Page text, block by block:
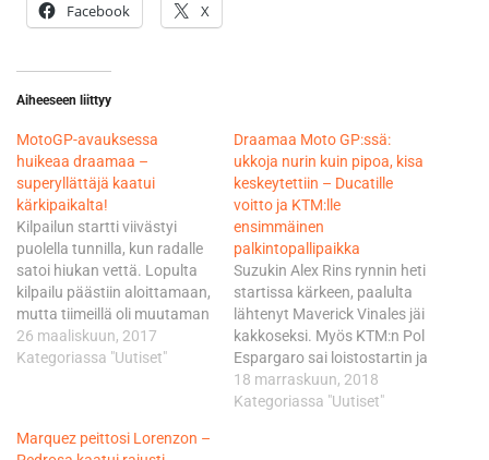
Facebook X
Aiheeseen liittyy
​MotoGP-avauksessa
huikeaa draamaa –
superyllättäjä kaatui
kärkipaikalta!
Kilpailun startti viivästyi
puolella tunnilla, kun radalle
satoi hiukan vettä. Lopulta
kilpailu päästiin aloittamaan,
mutta tiimeillä oli muutaman
kostean mutkan vuoksi
hyvin erilaisia
ei onnistunut lainkaan
26 maaliskuun, 2017
Kategoriassa "Uutiset"
Draamaa Moto GP:ssä:
ukkoja nurin kuin pipoa, kisa
keskeytettiin – Ducatille
voitto ja KTM:lle
ensimmäinen
palkintopallipaikka
Suzukin Alex Rins rynnin heti
startissa kärkeen, paalulta
lähtenyt Maverick Vinales jäi
kakkoseksi. Myös KTM:n Pol
Espargaro sai loistostartin ja
nousi kuutosruudusta
neljänneksi. MM-pisteiden
18 marraskuun, 2018
Kategoriassa "Uutiset"
Marquez peittosi Lorenzon –